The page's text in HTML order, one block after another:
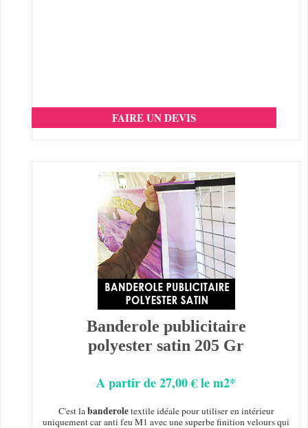
FAIRE UN DEVIS
Banderole publicitaire
polyester satin 205 Gr
A partir de 27,00 € le m2*
C'est labanderoletextile idéale pour utiliser en intérieur
uniquement car anti feu M1 avec une superbe finition velours qui